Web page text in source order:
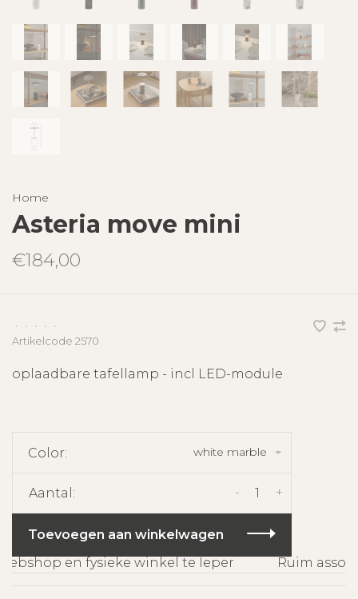
Home
Asteria move mini
€184,00
• • • •
•
Artikelcode 2570
oplaadbare tafellamp - incl LED-module
Color: white marble
Aantal: +
-
Toevoegen aan winkelwagen
en fysieke winkel te Ieper
Ruim